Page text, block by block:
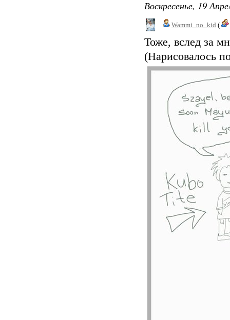
Воскресенье, 19
Wammi_no_kid (
Тоже, вслед за
(Нарисовалось